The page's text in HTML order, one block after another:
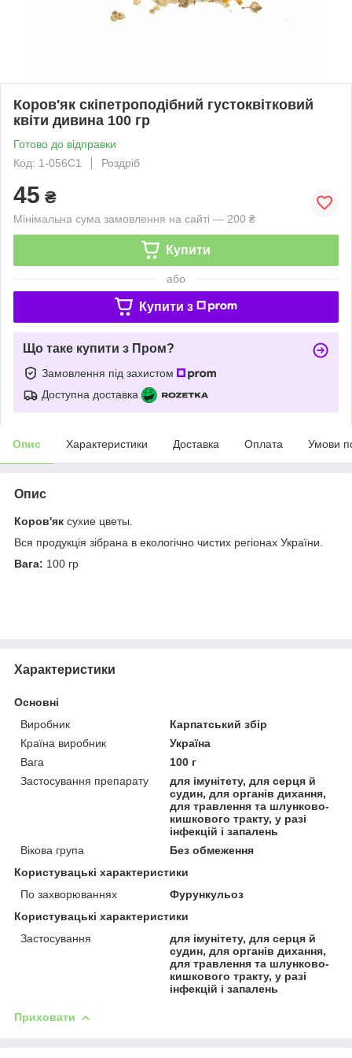
Коров'як скіпетроподібний густоквітковий
квіти дивина 100 гр
Готово до відправки
Код: 1-056С1
Роздріб
45 ₴
Мінімальна сума замовлення на сайті — 200 ₴
Купити
або
Купити з
Що таке купити з Пром?
Замовлення під захистом
Доступна доставка
Опис Характеристики Доставка Оплата Умови
Опис
Коров'як сухие цветы.
Вся продукція зібрана в екологічно чистих регіонах України.
Вага: 100 гр
Характеристики
Основні
Виробник
Карпатський збір
Країна виробник
Україна
Вага
100 г
Застосування препарату
для імунітету, для серця й
судин, для органів дихання,
для травлення та шлунково-
кишкового тракту, у разі
інфекцій і запалень
Вікова група
Без обмеження
Користувацькi характеристики
По захворюваннях
Фурункульоз
Користувацькі характеристики
Застосування
для імунітету, для серця й
судин, для органів дихання,
для травлення та шлунково-
кишкового тракту, у разі
інфекцій і запалень
Приховати